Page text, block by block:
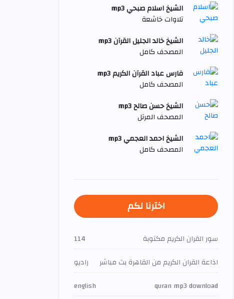
الشيخ اسلام صبحي mp3
تلاوات خاشعة
الشيخ خالد الجليل القرآن mp3
المصحف كامل
فارس عباد القرآن الكريم mp3
المصحف كامل
الشيخ حسن صالح mp3
المصحف المرتل
الشيخ احمد العجمي mp3
المصحف كامل
اخترنا لكم
سور القران الكريم مكتوبة
114
اذاعة القران الكريم من القاهرة بث مباشر
راديو
quran mp3 download
english